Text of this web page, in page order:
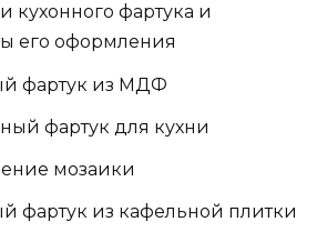
кухонного фартука и
его оформления
фартук из МДФ
фартук для кухни
мозаики
фартук из кафельной плитки